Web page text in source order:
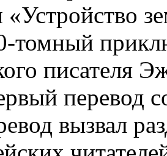
«Устройство
томный
писателя
перевод
вызвал